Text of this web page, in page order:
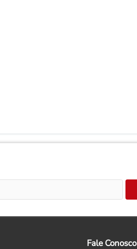
Fale Conosco